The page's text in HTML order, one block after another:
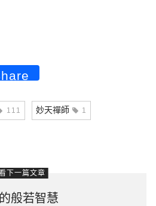
111 妙天禪師 1
下一篇文章
般若智慧